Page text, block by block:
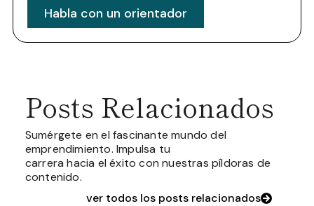
Habla con un orientador
Posts Relacionados
Sumérgete en el fascinante mundo del
emprendimiento. Impulsa tu
carrera hacia el éxito con nuestras píldoras de
contenido.
ver todos los posts relacionados